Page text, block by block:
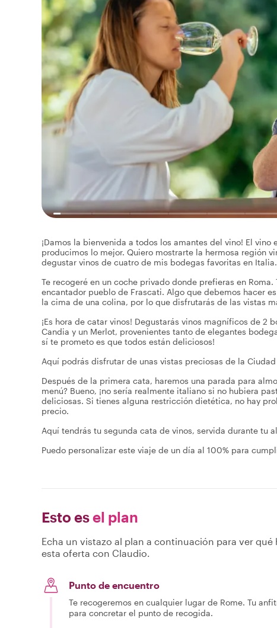
¡Damos la bienvenida a todos los amantes del vino! El
producimos lo mejor. Quiero mostrarte la hermosa región
degustar vinos de cuatro de mis bodegas favoritas en Italia.
Te recogeré en un coche privado donde prefieras en
encantador pueblo de Frascati. Algo que debemos hacer
la cima de una colina, por lo que disfrutarás de las vistas
¡Es hora de catar vinos! Degustarás vinos magníficos de 2
Candia y un Merlot, provenientes tanto de elegantes
sí te prometo es que todos están deliciosos!
Aquí podrás disfrutar de unas vistas preciosas de la Ciudad
Después de la primera cata, haremos una parada para
menú? Bueno, ¡no sería realmente italiano si no hubiera
deliciosas. Si tienes alguna restricción dietética, no hay
precio.
Aquí tendrás tu segunda cata de vinos, servida durante tu
Puedo personalizar este viaje de un día al 100% para
Esto esel plan
Echa un vistazo al plan a continuación para ver
esta oferta con Claudio.
Punto de encuentro
Te recogeremos en cualquier lugar de Rome. Tu
para concretar el punto de recogida.